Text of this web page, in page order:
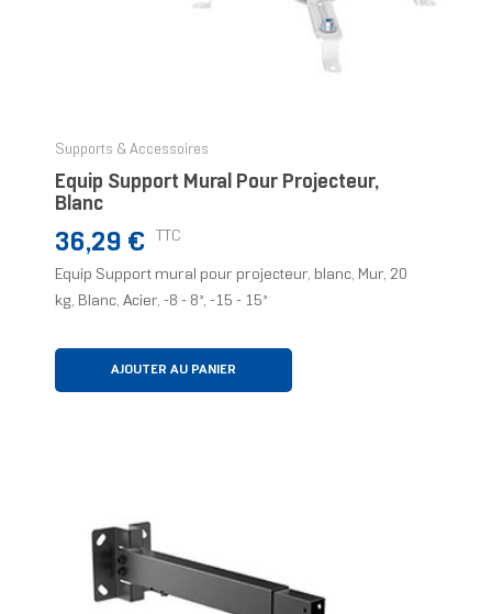
Supports & Accessoires
Equip Support Mural Pour Projecteur,
Blanc
Prix
36,29 € TTC
Equip Support mural pour projecteur, blanc, Mur, 20
kg, Blanc, Acier, -8 - 8°, -15 - 15°
AJOUTER AU PANIER